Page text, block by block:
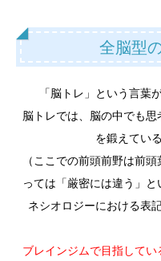
全脳型
「脳トレ」という言葉
脳トレでは、脳の中でも思
を鍛えてい
（ここでの前頭前野は前
っては「厳密には違う」
ネシオロジーにおける表
ブレインジムで目指して